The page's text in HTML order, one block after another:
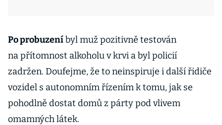
Po probuzeníbyl muž pozitivně testován
na přítomnost alkoholu v krvi a byl policií
zadržen. Doufejme, že to neinspiruje i další řidiče
vozidel s autonomním řízením k tomu, jak se
pohodlně dostat domů z párty pod vlivem
omamných látek.